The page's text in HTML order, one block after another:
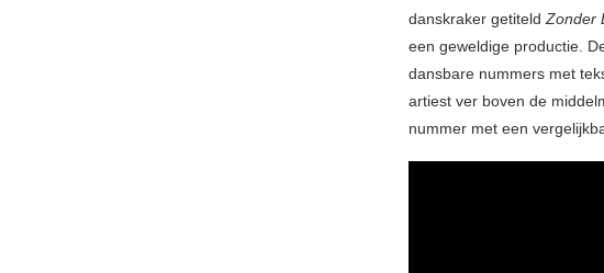
danskraker getiteld Zonder
een geweldige productie.
dansbare nummers met
artiest ver boven de
nummer met een